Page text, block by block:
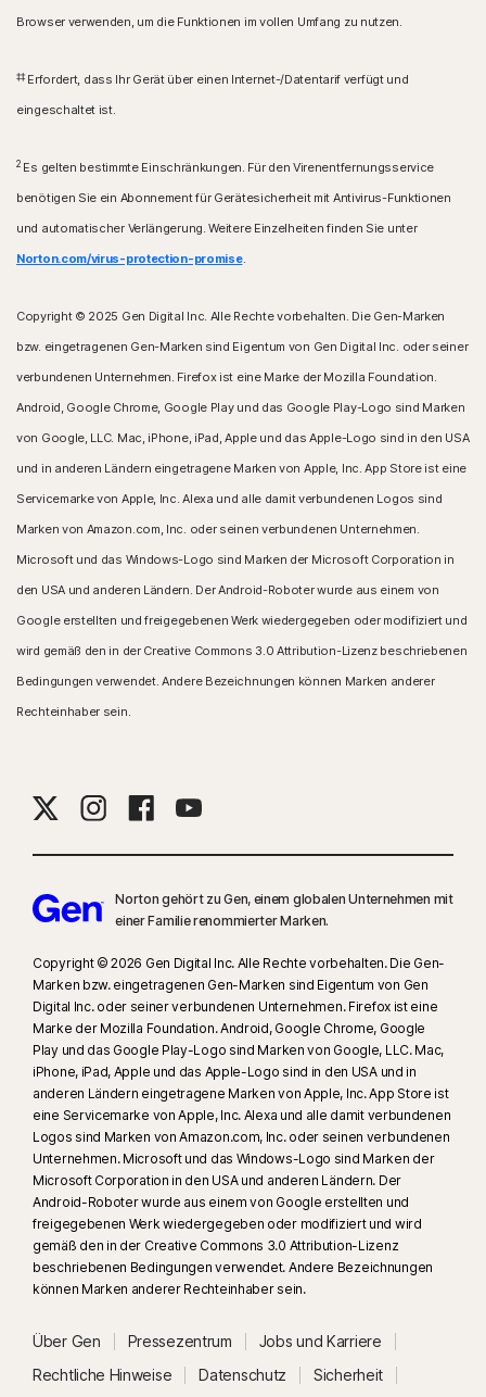
Browser verwenden, um die Funktionen im vollen Umfang zu nutzen.
‡‡Erfordert, dass Ihr Gerät über einen Internet-/Datentarif verfügt und
eingeschaltet ist.
2 Es gelten bestimmte Einschränkungen. Für den Virenentfernungsservice
benötigen Sie ein Abonnement für Gerätesicherheit mit Antivirus-Funktionen
und automatischer Verlängerung. Weitere Einzelheiten finden Sie unter
Norton.com/virus-protection-promise.
Copyright © 2025 Gen Digital Inc. Alle Rechte vorbehalten. Die Gen-Marken
bzw. eingetragenen Gen-Marken sind Eigentum von Gen Digital Inc. oder seiner
verbundenen Unternehmen. Firefox ist eine Marke der Mozilla Foundation.
Android, Google Chrome, Google Play und das Google Play-Logo sind Marken
von Google, LLC. Mac, iPhone, iPad, Apple und das Apple-Logo sind in den USA
und in anderen Ländern eingetragene Marken von Apple, Inc. App Store ist eine
Servicemarke von Apple, Inc. Alexa und alle damit verbundenen Logos sind
Marken von Amazon.com, Inc. oder seinen verbundenen Unternehmen.
Microsoft und das Windows-Logo sind Marken der Microsoft Corporation in
den USA und anderen Ländern. Der Android-Roboter wurde aus einem von
Google erstellten und freigegebenen Werk wiedergegeben oder modifiziert und
wird gemäß den in der Creative Commons 3.0 Attribution-Lizenz beschriebenen
Bedingungen verwendet. Andere Bezeichnungen können Marken anderer
Rechteinhaber sein.
Norton gehört zu Gen, einem globalen Unternehmen mit
einer Familie renommierter Marken.
Copyright © 2026 Gen Digital Inc. Alle Rechte vorbehalten. Die Gen-
Marken bzw. eingetragenen Gen-Marken sind Eigentum von Gen
Digital Inc. oder seiner verbundenen Unternehmen. Firefox ist eine
Marke der Mozilla Foundation. Android, Google Chrome, Google
Play und das Google Play-Logo sind Marken von Google, LLC. Mac,
iPhone, iPad, Apple und das Apple-Logo sind in den USA und in
anderen Ländern eingetragene Marken von Apple, Inc. App Store ist
eine Servicemarke von Apple, Inc. Alexa und alle damit verbundenen
Logos sind Marken von Amazon.com, Inc. oder seinen verbundenen
Unternehmen. Microsoft und das Windows-Logo sind Marken der
Microsoft Corporation in den USA und anderen Ländern. Der
Android-Roboter wurde aus einem von Google erstellten und
freigegebenen Werk wiedergegeben oder modifiziert und wird
gemäß den in der Creative Commons 3.0 Attribution-Lizenz
beschriebenen Bedingungen verwendet. Andere Bezeichnungen
können Marken anderer Rechteinhaber sein.
Über Gen Pressezentrum
Jobs und Karriere
Rechtliche Hinweise
Datenschutz Sicherheit